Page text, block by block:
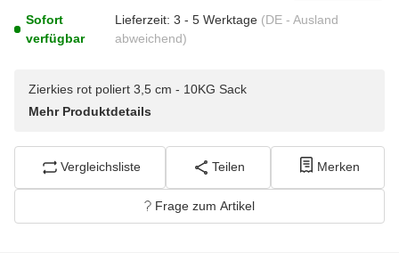
Sofort
verfügbar
Lieferzeit: 3 - 5 Werktage (DE - Ausland
abweichend)
Zierkies rot poliert 3,5 cm - 10KG Sack
Mehr Produktdetails
Vergleichsliste Teilen Merken
Frage zum Artikel